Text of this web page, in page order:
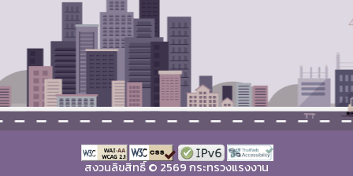
สงวนลิขสิทธิ์ © 2569 กระทรวงแรงงาน